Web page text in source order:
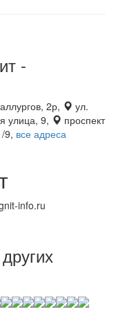
-
2р,
ул.
улица, 9,
проспект
9, все адреса
info.ru